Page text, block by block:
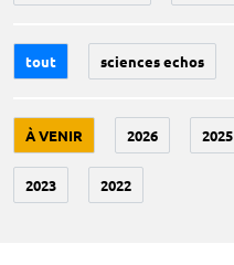
tout sciences echos
À VENIR 2026 2025
2023 2022